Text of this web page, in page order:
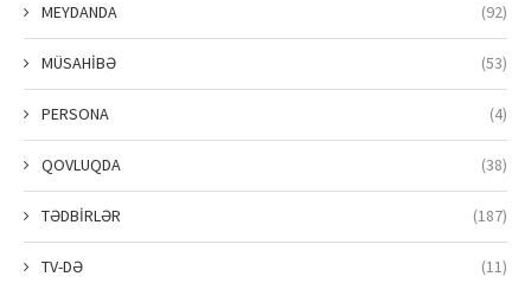
MEYDANDA (92)
MÜSAHİBƏ (53)
PERSONA (4)
QOVLUQDA (38)
TƏDBİRLƏR (187)
TV-DƏ (11)